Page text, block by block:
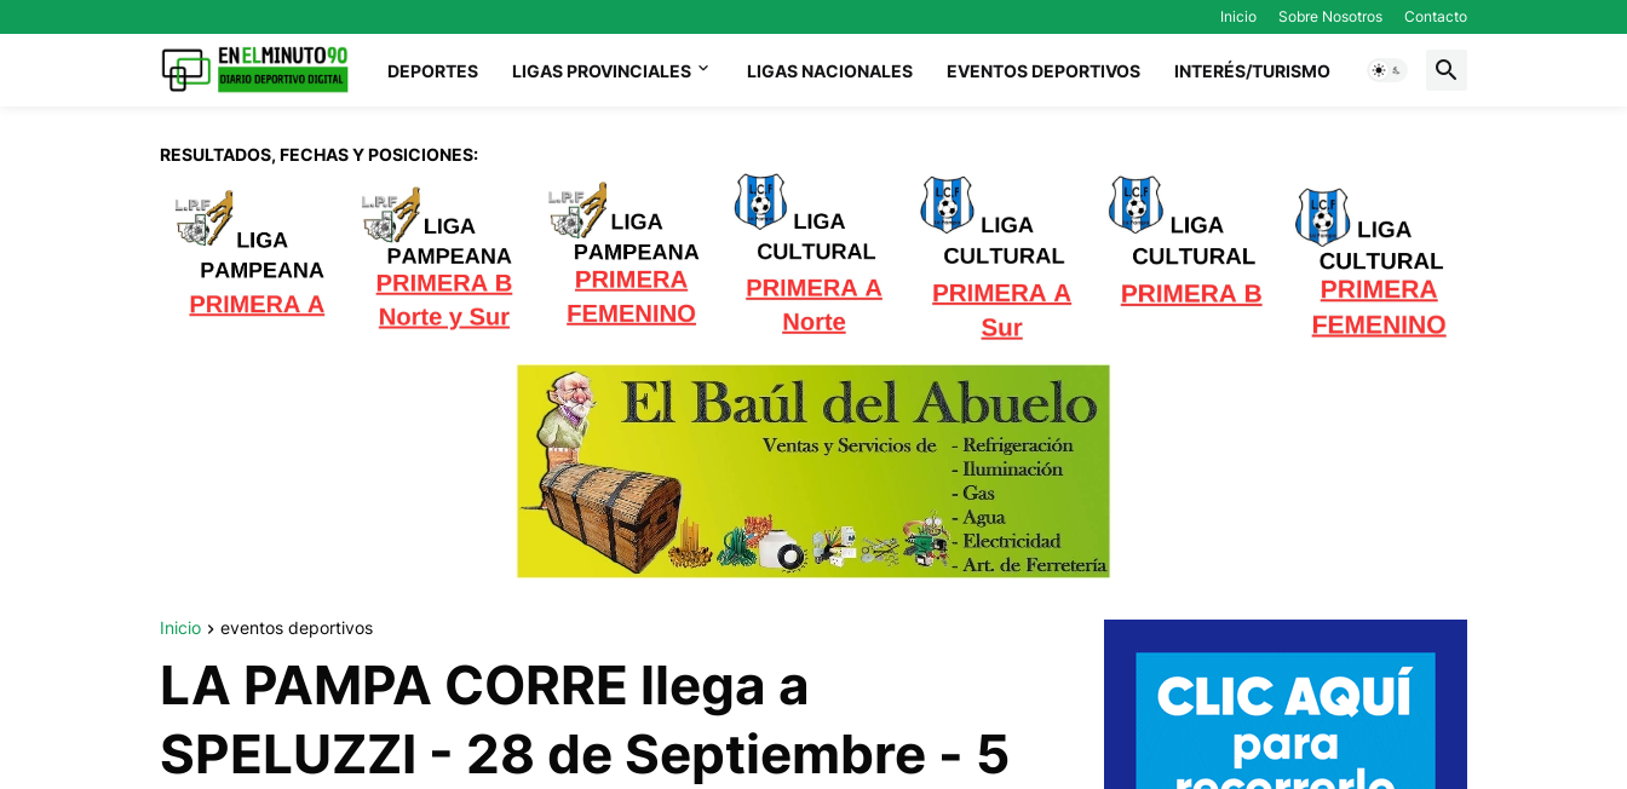
Inicio Sobre Nosotros Contacto
DEPORTES LIGAS PROVINCIALES LIGAS NACIONALES EVENTOS DEPORTIVOS INTERÉS/TURISMO
RESULTADOS, FECHAS Y POSICIONES:
Inicio eventos deportivos
LA PAMPA CORRE llega a
SPELUZZI - 28 de Septiembre - 5